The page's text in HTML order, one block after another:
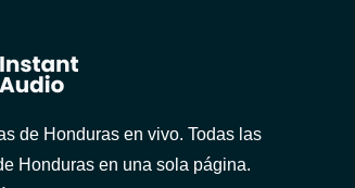
de Honduras en vivo. Todas las
Honduras en una sola página.